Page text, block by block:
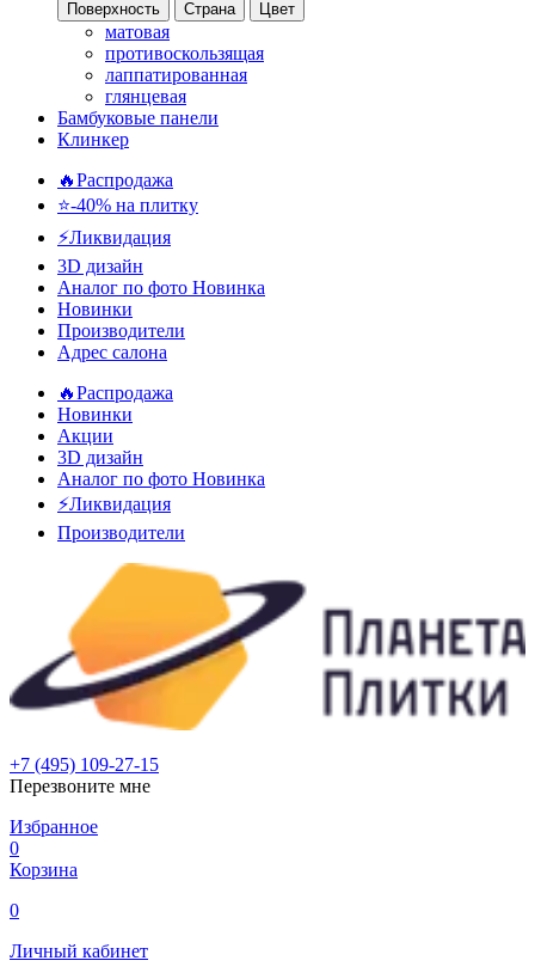
Поверхность
Страна Цвет
матовая
противоскользящая
лаппатированная
глянцевая
Бамбуковые панели
Клинкер
🔥Распродажа
⭐-40% на плитку
⚡️Ликвидация
3D дизайн
Аналог по фото Новинка
Новинки
Производители
Адрес салона
🔥Распродажа
Новинки
Акции
3D дизайн
Аналог по фото Новинка
⚡Ликвидация
Производители
+7 (495) 109-27-15
Перезвоните мне
Избранное
0
Корзина
0
Личный кабинет